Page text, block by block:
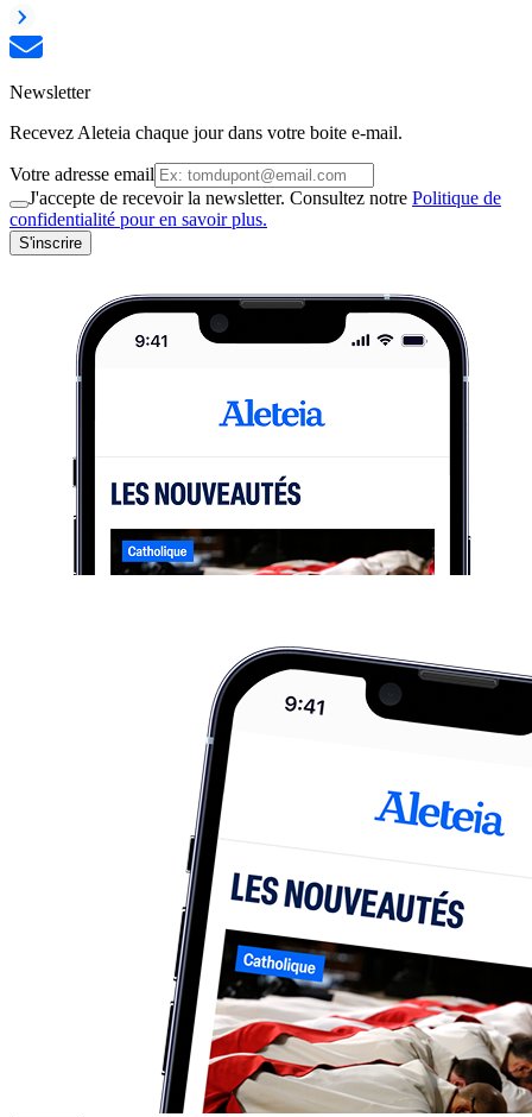
Newsletter
Recevez Aleteia chaque jour dans votre boite e-mail.
Votre adresse email
J'accepte de recevoir la newsletter. Consultez notre Politique de
confidentialité pour en savoir plus.
S'inscrire